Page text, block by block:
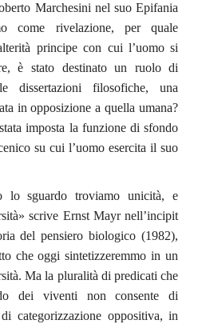
Marchesini nel suoEpifania
come rivelazione, per quale
principe con cui l’uomo si
è stato destinato un ruolo di
dissertazioni filosofiche, una
in opposizione a quella umana?
imposta la funzione di sfondo
su cui l’uomo esercita il suo
lo sguardo troviamo unicità, e
scrive Ernst Mayr nell’incipit
del pensiero biologico(1982),
che oggi sintetizzeremmo in un
Ma la pluralità di predicati che
dei viventi non consente di
categorizzazione oppositiva, in